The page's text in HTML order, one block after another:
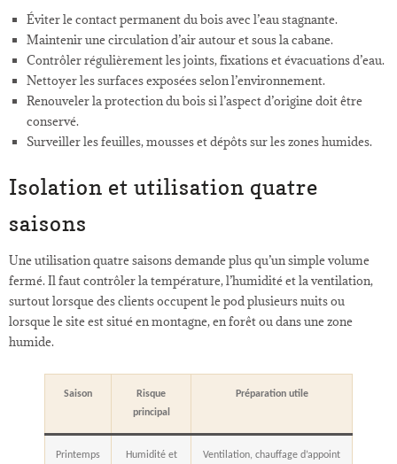
Éviter le contact permanent du bois avec l’eau stagnante.
Maintenir une circulation d’air autour et sous la cabane.
Contrôler régulièrement les joints, fixations et évacuations d’eau.
Nettoyer les surfaces exposées selon l’environnement.
Renouveler la protection du bois si l’aspect d’origine doit être
conservé.
Surveiller les feuilles, mousses et dépôts sur les zones humides.
Isolation et utilisation quatre
saisons
Une utilisation quatre saisons demande plus qu’un simple volume
fermé. Il faut contrôler la température, l’humidité et la ventilation,
surtout lorsque des clients occupent le pod plusieurs nuits ou
lorsque le site est situé en montagne, en forêt ou dans une zone
humide.
Saison
Risque
principal
Préparation utile
Printemps
Humidité et
Ventilation, chauffage d’appoint